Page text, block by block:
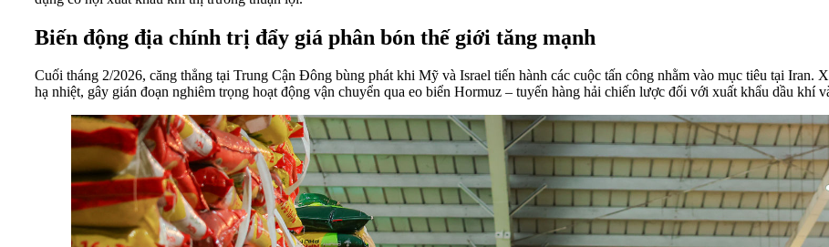
Biến động địa chính trị đẩy giá phân bón thế giới tăng mạnh
Cuối tháng 2/2026, căng thẳng tại Trung Cận Đông bùng phát khi Mỹ và Israel tiến hành các cuộc tấn công nhằm vào mục tiêu tại Iran.
hạ nhiệt, gây gián đoạn nghiêm trọng hoạt động vận chuyển qua eo biển Hormuz – tuyến hàng hải chiến lược đối với xuất khẩu dầu khí